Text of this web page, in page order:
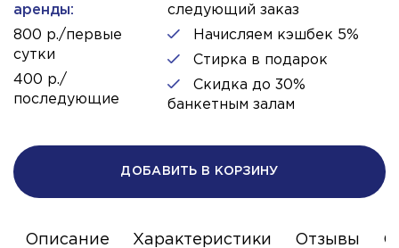
аренды:
800 р./первые
сутки
400 р./
последующие
следующий заказ
Начисляем кэшбек 5%
Стирка в подарок
Скидка до 30%
банкетным залам
ДОБАВИТЬ В КОРЗИНУ
Описание Характеристики Отзывы С